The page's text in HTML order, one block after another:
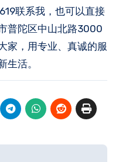
联系我，也可以直接
普陀区中山北路3000
家，用专业、真诚的服
生活。